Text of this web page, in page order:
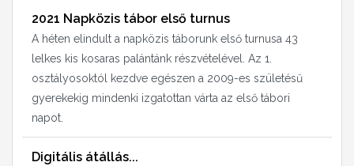
2021 Napközis tábor első turnus
A héten elindult a napközis táborunk első turnusa 43
lelkes kis kosaras palántánk részvételével. Az 1.
osztályosoktól kezdve egészen a 2009-es születésű
gyerekekig mindenki izgatottan várta az első tábori
napot.
Digitális átállás...